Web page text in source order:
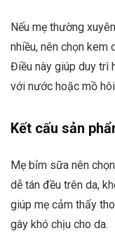
Nếu mẹ thường
nhiều, nên chọn kem
Điều này giúp duy trì
với nước hoặc mồ
Kết cấu sản
Mẹ bỉm sữa nên
dễ tán đều trên da,
giúp mẹ cảm thấy
gây khó chịu cho da.